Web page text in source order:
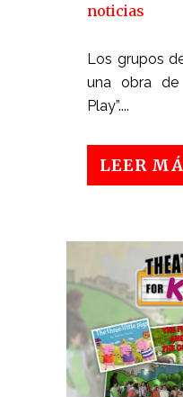
noticias
Los grupos
una obra
Play”....
LEER